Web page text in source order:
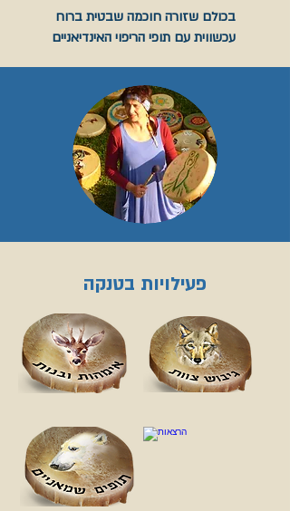
בכולם שזורה חוכמה שבטית ברוח
עכשווית עם תופי הריפוי האינדיאניים
פעילויות בטנקה